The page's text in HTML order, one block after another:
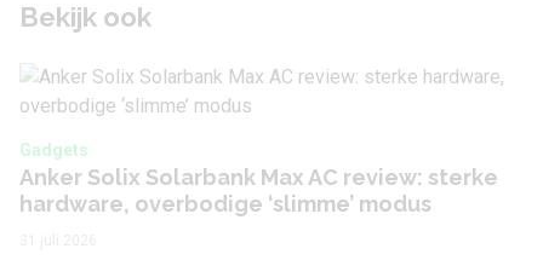
Bekijk ook
Gadgets
Anker Solix Solarbank Max AC review: sterke
hardware, overbodige ‘slimme’ modus